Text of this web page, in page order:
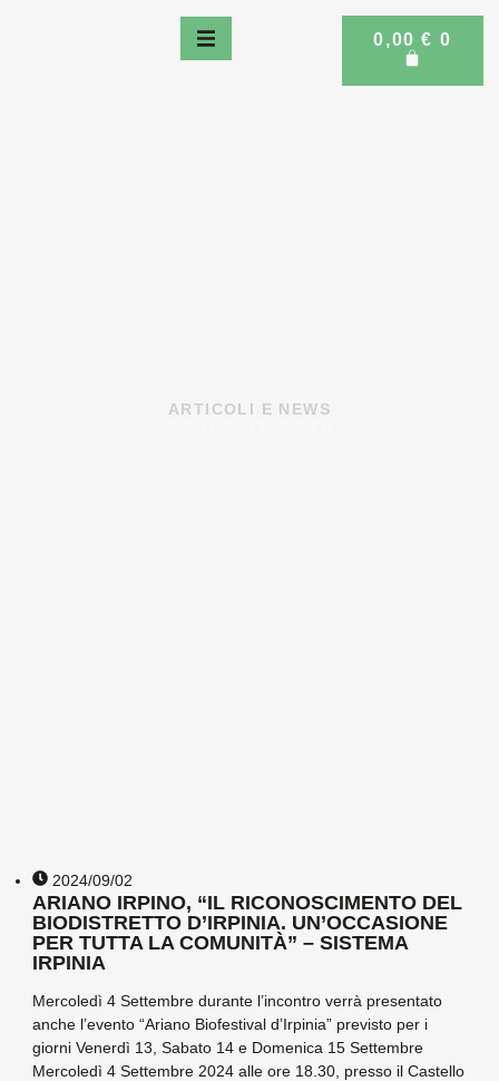
0,00€ 0
ARTICOLI E NEWS
2024/09/02
ARIANO IRPINO, “IL RICONOSCIMENTO DEL
BIODISTRETTO D’IRPINIA. UN’OCCASIONE
PER TUTTA LA COMUNITÀ” – SISTEMA
IRPINIA
Mercoledì 4 Settembre durante l’incontro verrà presentato
anche l’evento “Ariano Biofestival d’Irpinia” previsto per i
giorni Venerdì 13, Sabato 14 e Domenica 15 Settembre
Mercoledì 4 Settembre 2024 alle ore 18.30, presso il Castello